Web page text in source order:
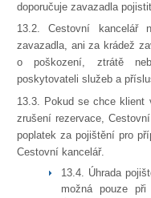
doporučuje zavazadla
13.2. Cestovní kancelář
zavazadla, ani za krádež
o poškození, ztrátě
poskytovateli služeb a
13.3. Pokud se chce klient
zrušení rezervace,
poplatek za pojištění pro
Cestovní kancelář.
13.4. Úhrada
možná pouze při